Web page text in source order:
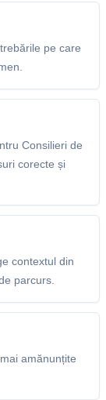
pe care
Consilieri de
corecte și
contextul din
parcurs.
amănunțite